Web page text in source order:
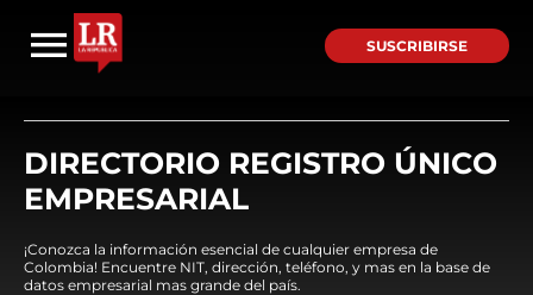
SUSCRIBIRSE
DIRECTORIO REGISTRO ÚNICO
EMPRESARIAL
¡Conozca la información esencial de cualquier empresa de
Colombia! Encuentre NIT, dirección, teléfono, y mas en la base de
datos empresarial mas grande del país.